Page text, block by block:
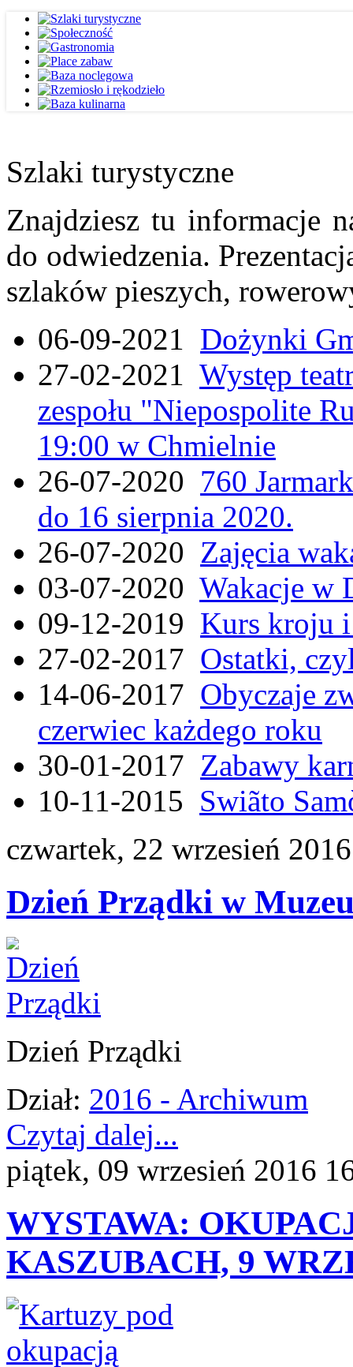
Szlaki turystyczne
Znajdziesz tu informacje
do odwiedzenia.
szlaków pieszych,
06-09-2021 Dożynki
27-02-2021 Występ
zespołu "Niepospolite
19:00 w Chmielnie
26-07-2020 760
do 16 sierpnia 2020.
26-07-2020 Zajęcia
03-07-2020 Wakacje w
09-12-2019 Kurs kroju i
27-02-2017 Ostatki,
14-06-2017 Obyczaje
czerwiec każdego roku
30-01-2017 Zabawy
10-11-2015 Swiãto
czwartek, 22 wrzesień
Dzień Prządki w
Dzień Prządki
Dział: 2016 - Archiwum
Czytaj dalej...
piątek, 09 wrzesień 2016
WYSTAWA:
KASZUBACH, 9